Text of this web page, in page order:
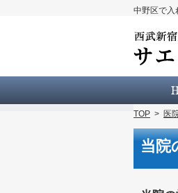
当院
中野区で入
TOP > 医